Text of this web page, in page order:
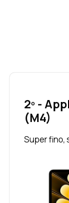
2º -
(M4)
Super fino,